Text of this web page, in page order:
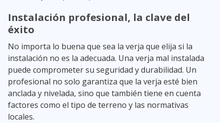
Instalación profesional, la clave del
éxito
No importa lo buena que sea la verja que elija si la
instalación no es la adecuada. Una verja mal instalada
puede comprometer su seguridad y durabilidad. Un
profesional no solo garantiza que la verja esté bien
anclada y nivelada, sino que también tiene en cuenta
factores como el tipo de terreno y las normativas
locales.